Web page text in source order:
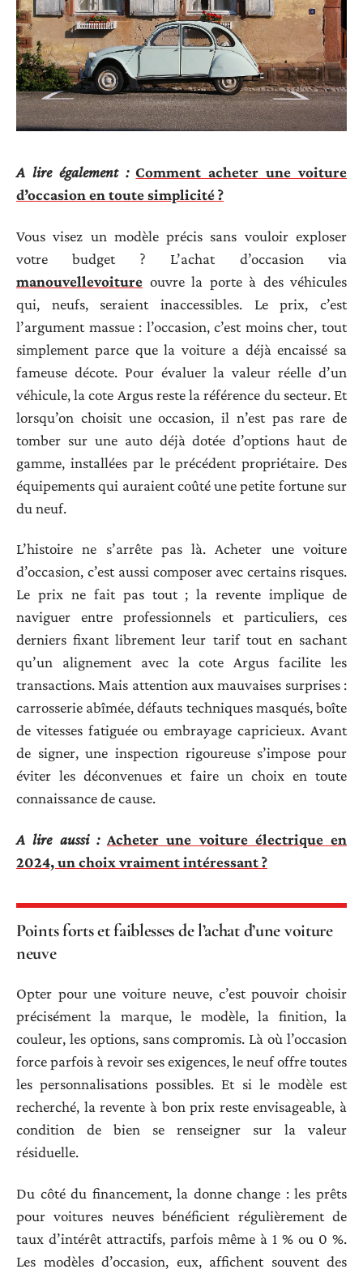
A lire également : Comment acheter une voiture
d’occasion en toute simplicité ?
Vous visez un modèle précis sans vouloir exploser
votre budget ? L’achat d’occasion via
manouvellevoiture ouvre la porte à des véhicules
qui, neufs, seraient inaccessibles. Le prix, c’est
l’argument massue : l’occasion, c’est moins cher, tout
simplement parce que la voiture a déjà encaissé sa
fameuse décote. Pour évaluer la valeur réelle d’un
véhicule, la cote Argus reste la référence du secteur. Et
lorsqu’on choisit une occasion, il n’est pas rare de
tomber sur une auto déjà dotée d’options haut de
gamme, installées par le précédent propriétaire. Des
équipements qui auraient coûté une petite fortune sur
du neuf.
L’histoire ne s’arrête pas là. Acheter une voiture
d’occasion, c’est aussi composer avec certains risques.
Le prix ne fait pas tout ; la revente implique de
naviguer entre professionnels et particuliers, ces
derniers fixant librement leur tarif tout en sachant
qu’un alignement avec la cote Argus facilite les
transactions. Mais attention aux mauvaises surprises :
carrosserie abîmée, défauts techniques masqués, boîte
de vitesses fatiguée ou embrayage capricieux. Avant
de signer, une inspection rigoureuse s’impose pour
éviter les déconvenues et faire un choix en toute
connaissance de cause.
A lire aussi : Acheter une voiture électrique en
2024, un choix vraiment intéressant ?
Points forts et faiblesses de l’achat d’une voiture
neuve
Opter pour une voiture neuve, c’est pouvoir choisir
précisément la marque, le modèle, la finition, la
couleur, les options, sans compromis. Là où l’occasion
force parfois à revoir ses exigences, le neuf offre toutes
les personnalisations possibles. Et si le modèle est
recherché, la revente à bon prix reste envisageable, à
condition de bien se renseigner sur la valeur
résiduelle.
Du côté du financement, la donne change : les prêts
pour voitures neuves bénéficient régulièrement de
taux d’intérêt attractifs, parfois même à 1 % ou 0 %.
Les modèles d’occasion, eux, affichent souvent des